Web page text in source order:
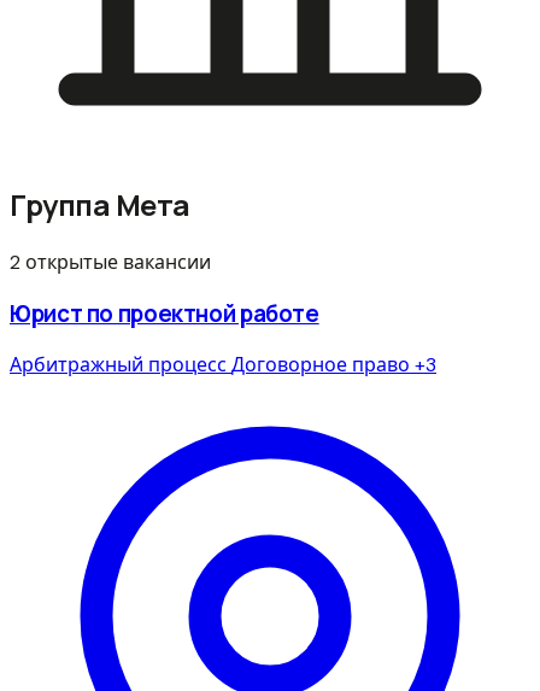
Группа Мета
2 открытые вакансии
Юрист по проектной работе
Арбитражный процесс Договорное право +3